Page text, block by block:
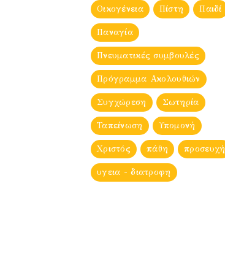
Οικογένεια Πίστη Παιδί
Παναγία
Πνευματικές συμβουλές
Πρόγραμμα Ακολουθιών
Συγχώρεση Σωτηρία
Ταπείνωση Υπομονή
Χριστός πάθη προσευχή
υγεια - διατροφη